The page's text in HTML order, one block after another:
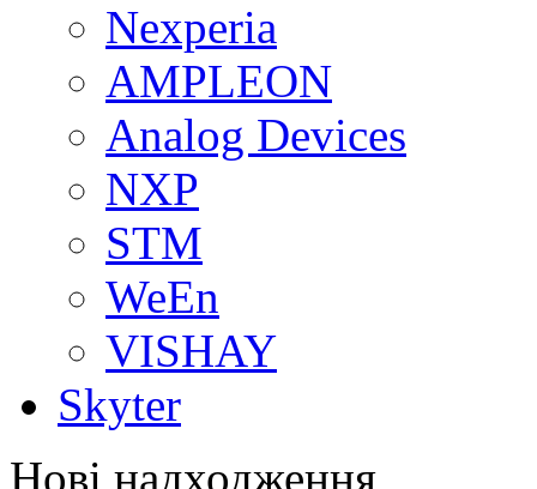
Nexperia
АMPLEON
Analog Devices
NXP
STM
WeEn
VISHAY
Skyter
Нові надходження